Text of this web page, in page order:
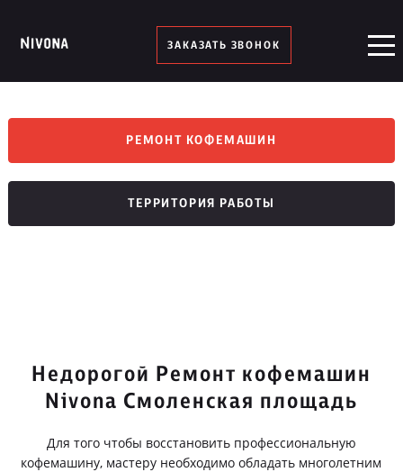
ЗАКАЗАТЬ ЗВОНОК
РЕМОНТ КОФЕМАШИН
ТЕРРИТОРИЯ РАБОТЫ
Недорогой Ремонт кофемашин
Nivona Смоленская площадь
Для того чтобы восстановить профессиональную
кофемашину, мастеру необходимо обладать многолетним